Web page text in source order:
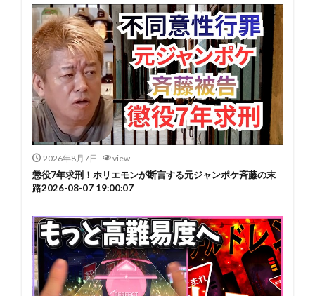
2026年8月7日 view
懲役7年求刑！ホリエモンが断言する元ジャンポケ斉藤の末
路2026-08-07 19:00:07